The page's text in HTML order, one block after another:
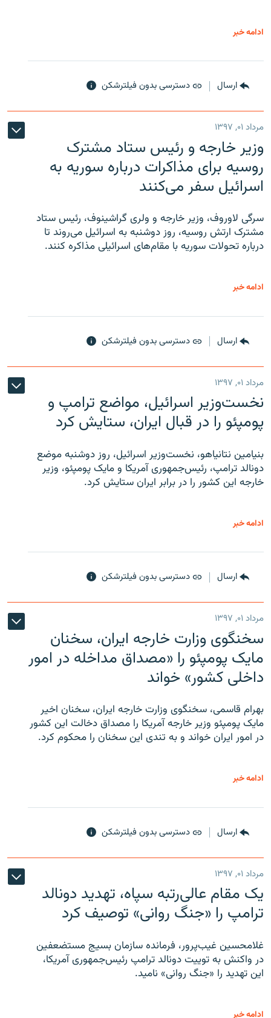
ادامه خبر
ارسال دسترسی بدون فیلترشکن
مرداد ۰۱, ۱۳۹۷
وزیر خارجه و رئیس‌ ستاد مشترک
روسیه برای مذاکرات درباره سوریه به
اسرائیل سفر می‌کنند
سرگی لاوروف، وزیر خارجه و ولری گراشینوف، رئیس ستاد
مشترک ارتش روسیه، روز دوشنبه به اسرائیل می‌روند تا
درباره تحولات سوریه با مقام‌های اسرائیلی مذاکره کنند.
ادامه خبر
ارسال دسترسی بدون فیلترشکن
مرداد ۰۱, ۱۳۹۷
نخست‌وزیر اسرائیل، مواضع ترامپ و
پومپئو را در قبال ایران، ستایش کرد
بنیامین نتانیاهو، نخست‌وزیر اسرائیل، روز دوشنبه موضع
دونالد ترامپ، رئیس‌جمهوری آمریکا و مایک پومپئو، وزیر
خارجه این کشور را در برابر ایران ستایش کرد.
ادامه خبر
ارسال دسترسی بدون فیلترشکن
مرداد ۰۱, ۱۳۹۷
سخنگوی وزارت خارجه ایران، سخنان
مایک پومپئو را «مصداق مداخله در امور
داخلی کشور» خواند
بهرام قاسمی، سخنگوی وزارت خارجه ایران، سخنان اخیر
مایک پومپئو وزیر خارجه آمریکا را مصداق دخالت این کشور
در امور ایران خواند و به تندی این سخنان را محکوم کرد.
ادامه خبر
ارسال دسترسی بدون فیلترشکن
مرداد ۰۱, ۱۳۹۷
یک مقام عالی‌رتبه سپاه، تهدید دونالد
ترامپ را «جنگ روانی» توصیف کرد
غلامحسین غیب‌پرور، فرمانده سازمان بسیج مستضعفین
در واکنش به توییت دونالد ترامپ رئیس‌جمهوری آمریکا،
این تهدید را «جنگ روانی» نامید.
ادامه خبر